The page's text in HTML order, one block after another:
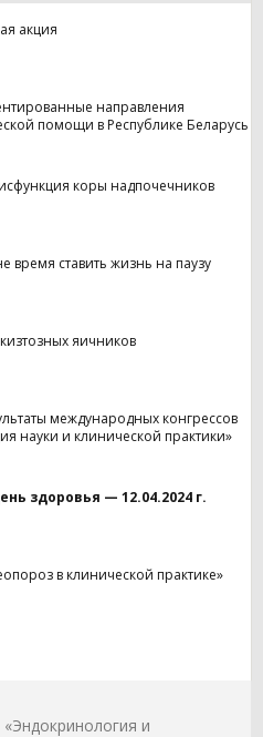
акция
направления
помощи в Республике Беларусь
коры надпочечников
время ставить жизнь на паузу
яичников
международных конгрессов
науки и клинической практики»
здоровья — 12.04.2024 г.
в клинической практике»
и